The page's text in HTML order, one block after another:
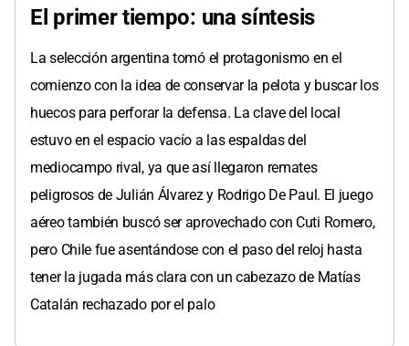
El primer tiempo: una síntesis
La selección argentina tomó el protagonismo en el
comienzo con la idea de conservar la pelota y buscar los
huecos para perforar la defensa. La clave del local
estuvo en el espacio vacío a las espaldas del
mediocampo rival, ya que así llegaron remates
peligrosos de Julián Álvarez y Rodrigo De Paul. El juego
aéreo también buscó ser aprovechado con Cuti Romero,
pero Chile fue asentándose con el paso del reloj hasta
tener la jugada más clara con un cabezazo de Matías
Catalán rechazado por el palo